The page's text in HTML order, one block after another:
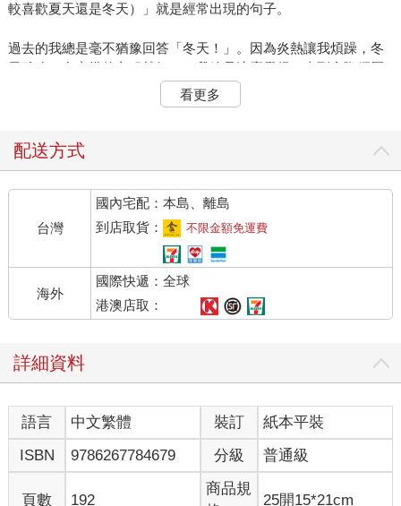
較喜歡夏天還是冬天）」就是經常出現的句子。
過去的我總是毫不猶豫回答「冬天！」。因為炎熱讓我煩躁，冬
天雖冷，多穿幾件衣服就好了。我總是這麼覺得。直到實際經歷
東京的冬天，那冷刺骨的寒風，滲進皮膚的冰凍感，的確讓人一
直想窩在暖被桌裡，整個人懶洋洋，沒什麼生產力，這才體會那
天，對比溫帶國家的日本，其實是秋季的溫度。
日本秋日的氣溫大概在攝氏二十四至二十九度前後，走在路上不
會流汗，有時候還有涼爽的微風，舒適的氣候讓人「出遠門」的
意願高出很多。二○二○年隈研吾在市郊埼玉縣所澤市所設計的
「角川武藏野博物館」，從東京都心出發需要花上一個多小時的
車程，就是在怡人天氣時，適合前往的地方。
「我們生活在一塊被稱為地殼的巨大岩石之上，而我也試圖在這
個地殼上建造一座從地面裂開而出的建築物。」這是他對於角川
自然環境為發想而定義出的「地殼建築」，是使用大地中翻湧而
上的岩石作為主要材料所建造的建築物。的確，從東所澤車站前
往的路上，遠遠可以看到像巨石般的建築物，佇立在這寬廣的大
地上。
這座博物館是所澤SAKURA TOWN設施中的其中一座建築，整個
園區都是由隈研吾規劃，包括Japan Pavilion、辦公室與商業設施
棟、博物館以及一旁的武藏野坐令和神社。穿過公園接續著園區
看更多
配送方式
台灣
國內宅配：本島、離島
到店取貨：
不限金額免運費
海外
國際快遞：全球
港澳店取：
詳細資料
語言 中文繁體 裝訂
紙本平裝
ISBN
9786267784679 分級 普通級
頁數 192
商品規
25開15*21cm